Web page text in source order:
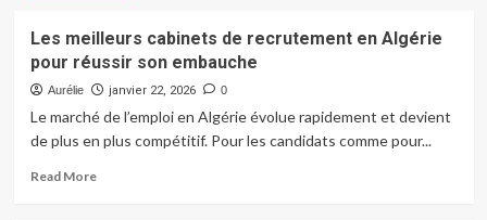
Les meilleurs cabinets de recrutement en Algérie
pour réussir son embauche
Aurélie janvier 22, 2026 0
Le marché de l’emploi en Algérie évolue rapidement et devient
de plus en plus compétitif. Pour les candidats comme pour...
Read MoreRead